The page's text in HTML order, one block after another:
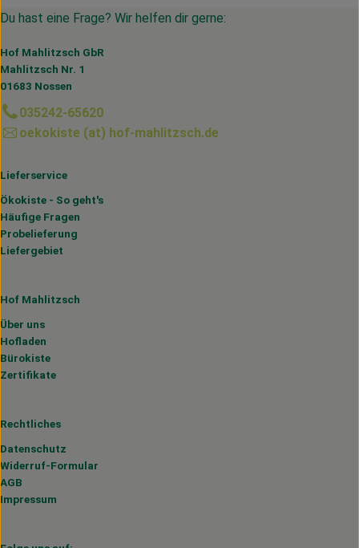
Du hast eine Frage? Wir helfen dir gerne:
Hof Mahlitzsch GbR
Mahlitzsch Nr. 1
01683 Nossen
035242-65620
oekokiste (at) hof-mahlitzsch.de
Lieferservice
Ökokiste - So geht's
Häufige Fragen
Probelieferung
Liefergebiet
Hof Mahlitzsch
Über uns
Hofladen
Bürokiste
Zertifikate
Rechtliches
Datenschutz
Widerruf-Formular
AGB
Impressum